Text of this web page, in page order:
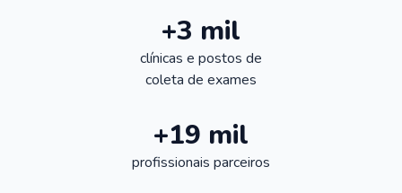
+3 mil
clínicas e postos de
coleta de exames
+19 mil
profissionais parceiros